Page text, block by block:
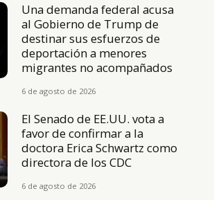
Una demanda federal acusa
al Gobierno de Trump de
destinar sus esfuerzos de
deportación a menores
migrantes no acompañados
6 de agosto de 2026
El Senado de EE.UU. vota a
favor de confirmar a la
doctora Erica Schwartz como
directora de los CDC
6 de agosto de 2026